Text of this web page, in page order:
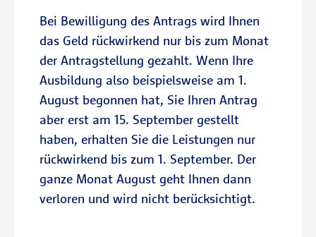
Bei Bewilligung des Antrags wird Ihnen
das Geld rückwirkend nur bis zum Monat
der Antragstellung gezahlt. Wenn Ihre
Ausbildung also beispielsweise am 1.
August begonnen hat, Sie Ihren Antrag
aber erst am 15. September gestellt
haben, erhalten Sie die Leistungen nur
rückwirkend bis zum 1. September. Der
ganze Monat August geht Ihnen dann
verloren und wird nicht berücksichtigt.